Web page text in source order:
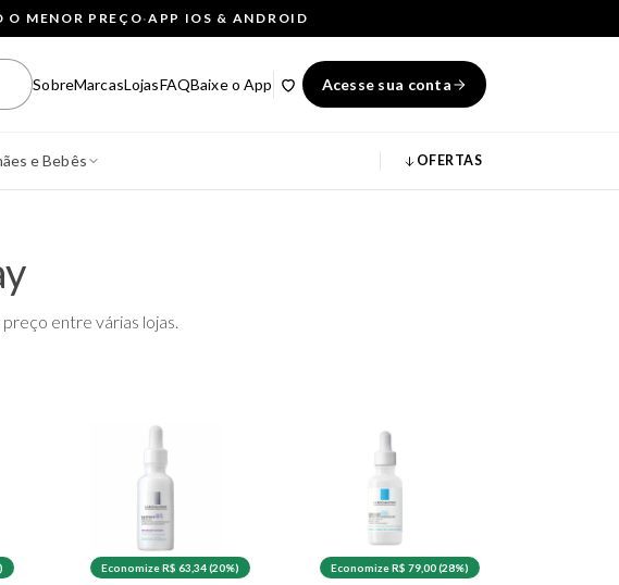
O MENOR PREÇO·APP IOS & ANDROID
SobreMarcasLojasFAQBaixe o App Acesse sua conta
e Bebês OFERTAS
entre várias lojas.
Economize R$ 63,34 (20%) Economize R$ 79,00 (28%)